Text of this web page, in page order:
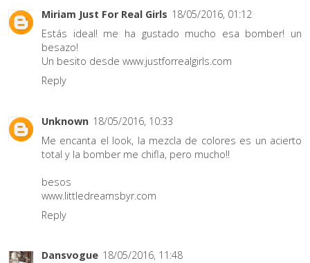
Miriam Just For Real Girls 18/05/2016, 01:12
Estás ideal! me ha gustado mucho esa bomber! un
besazo!
Un besito desde www.justforrealgirls.com
Reply
Unknown 18/05/2016, 10:33
Me encanta el look, la mezcla de colores es un acierto
total y la bomber me chifla, pero mucho!!
besos
www.littledreamsbyr.com
Reply
Dansvogue 18/05/2016, 11:48